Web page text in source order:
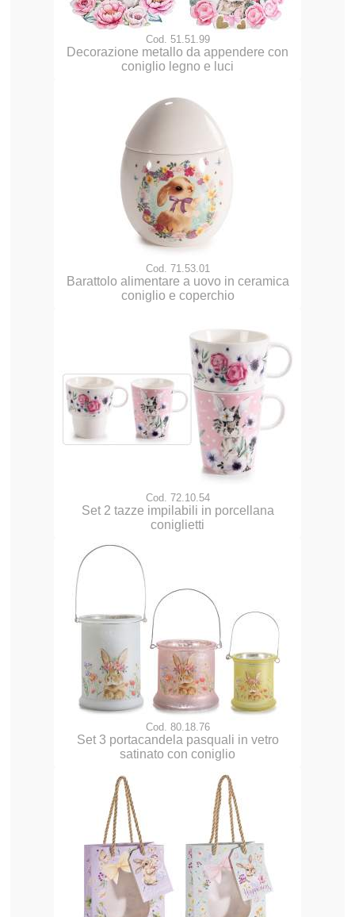
Cod. 51.51.99
Decorazione metallo da appendere con
coniglio legno e luci
Cod. 71.53.01
Barattolo alimentare a uovo in ceramica
coniglio e coperchio
Cod. 72.10.54
Set 2 tazze impilabili in porcellana
coniglietti
Cod. 80.18.76
Set 3 portacandela pasquali in vetro
satinato con coniglio